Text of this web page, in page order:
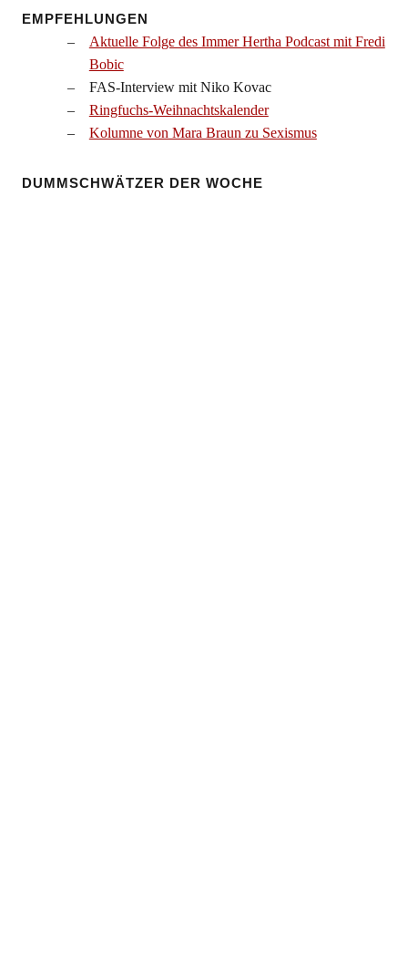
EMPFEHLUNGEN
Aktuelle Folge des Immer Hertha Podcast mit Fredi
Bobic
FAS-Interview mit Niko Kovac
Ringfuchs-Weihnachtskalender
Kolumne von Mara Braun zu Sexismus
DUMMSCHWÄTZER DER WOCHE